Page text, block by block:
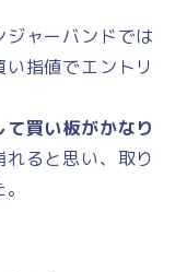
ャーバンドでは
指値でエントリ
て買い板がかなり
ると思い、取り